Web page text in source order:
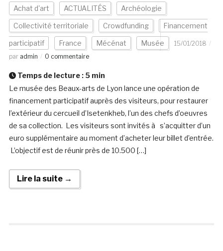
Achat d'art ACTUALITÉS Archéologie
Collectivité territoriale Crowdfunding Financement
participatif France Mécénat Musée
15/01/2018
par admin 0 commentaire
Temps de lecture : 5 min
Le musée des Beaux-arts de Lyon lance une opération de
financement participatif auprès des visiteurs, pour restaurer
l’extérieur du cercueil d’Isetenkheb, l’un des chefs d’oeuvres
de sa collection. Les visiteurs sont invités à s’acquitter d’un
euro supplémentaire au moment d’acheter leur billet d’entrée.
L’objectif est de réunir près de 10.500 […]
Lire la suite →